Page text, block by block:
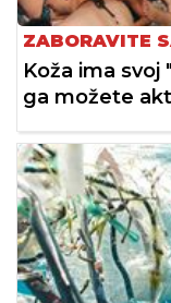
ZABORAVITE
Koža ima svoj
ga možete